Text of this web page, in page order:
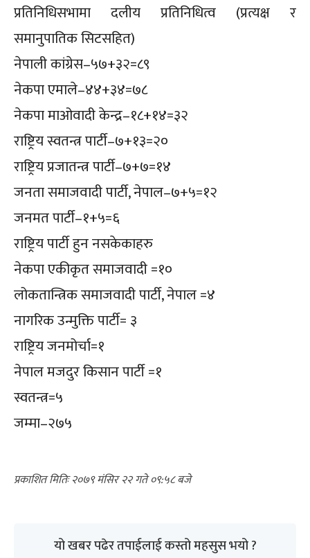
प्रतिनिधिसभामा दलीय प्रतिनिधित्व (प्रत्यक्ष र
समानुपातिक सिटसहित)
नेपाली कांग्रेस–५७+३२=८९
नेकपा एमाले–४४+३४=७८
नेकपा माओवादी केन्द्र–१८+१४=३२
राष्ट्रिय स्वतन्त्र पार्टी–७+१३=२०
राष्ट्रिय प्रजातन्त्र पार्टी–७+७=१४
जनता समाजवादी पार्टी, नेपाल–७+५=१२
जनमत पार्टी–१+५=६
राष्ट्रिय पार्टी हुन नसकेकाहरु
नेकपा एकीकृत समाजवादी =१०
लोकतान्त्रिक समाजवादी पार्टी, नेपाल =४
नागरिक उन्मुक्ति पार्टी= ३
राष्ट्रिय जनमोर्चा=१
नेपाल मजदुर किसान पार्टी =१
स्वतन्त्र=५
जम्मा–२७५
२०७९ मंसिर २२ गते ०९:५८
यो खबर पढेर तपाईलाई कस्तो महसुस भयो ?